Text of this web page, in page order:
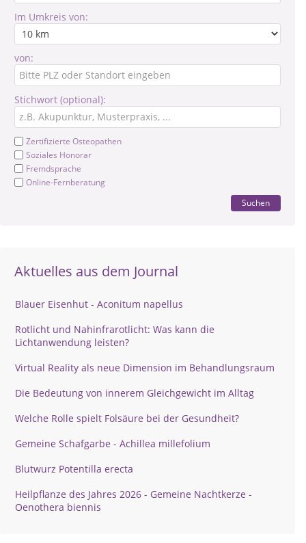
Im Umkreis von:
von:
Stichwort (optional):
Zertifizierte Osteopathen
Soziales Honorar
Fremdsprache
Online-Fernberatung
Suchen
Aktuelles aus dem Journal
Blauer Eisenhut - Aconitum napellus
Rotlicht und Nahinfrarotlicht: Was kann die
Lichtanwendung leisten?
Virtual Reality als neue Dimension im Behandlungsraum
Die Bedeutung von innerem Gleichgewicht im Alltag
Welche Rolle spielt Folsäure bei der Gesundheit?
Gemeine Schafgarbe - Achillea millefolium
Blutwurz Potentilla erecta
Heilpflanze des Jahres 2026 - Gemeine Nachtkerze -
Oenothera biennis